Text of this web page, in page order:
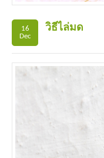
16
Dec
วิธีไล่มด